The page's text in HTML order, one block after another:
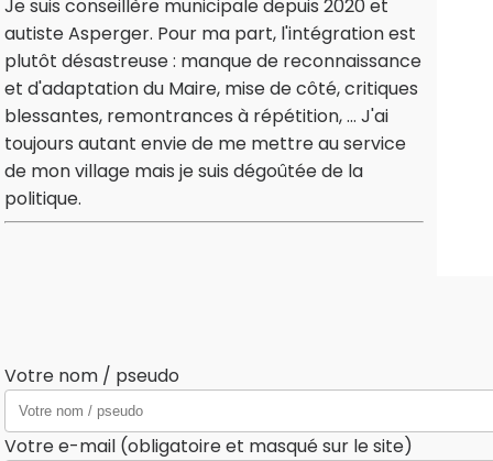
Je suis conseillère municipale depuis 2020 et
autiste Asperger. Pour ma part, l'intégration est
plutôt désastreuse : manque de reconnaissance
et d'adaptation du Maire, mise de côté, critiques
blessantes, remontrances à répétition, ... J'ai
toujours autant envie de me mettre au service
de mon village mais je suis dégoûtée de la
politique.
Votre nom / pseudo
Votre e-mail (obligatoire et masqué sur le site)